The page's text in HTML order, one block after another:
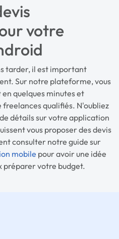
votre
tarder, il est important
Sur notre plateforme, vous
quelques minutes et
qualifiés. N'oubliez
détails sur votre application
vous proposer des devis
consulter notre guide sur
mobile pour avoir une idée
préparer votre budget.